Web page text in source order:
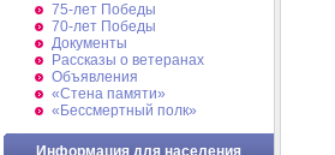
75-лет Победы
70-лет Победы
Документы
Рассказы о ветеранах
Объявления
«Стена памяти»
«Бессмертный полк»
Информация для населения